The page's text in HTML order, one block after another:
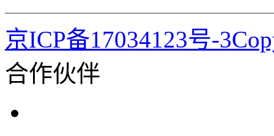
京ICP备17034123号-
合作伙伴